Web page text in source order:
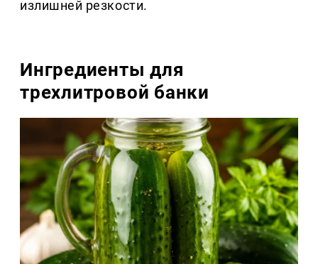
излишней резкости.
Ингредиенты для
трехлитровой банки